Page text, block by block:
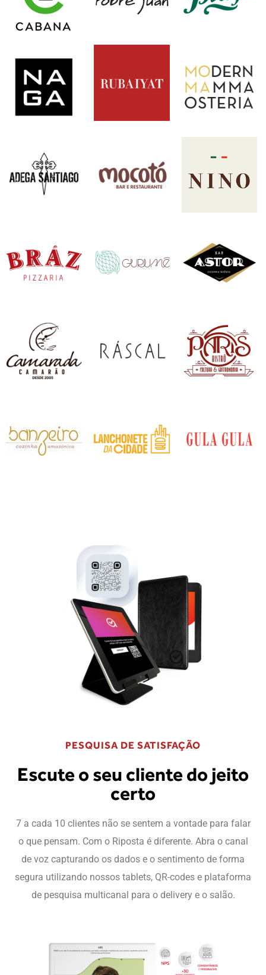
PESQUISA DE SATISFAÇÃO
Escute o seu cliente do jeito
certo
7 a cada 10 clientes não se sentem a vontade para falar
o que pensam. Com o Riposta é diferente. Abra o canal
de voz capturando os dados e o sentimento de forma
segura utilizando nossos tablets, QR-codes e plataforma
de pesquisa multicanal para o delivery e o salão.